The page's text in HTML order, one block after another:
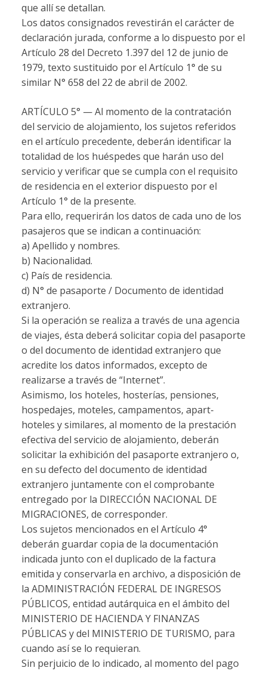
que allí se detallan.
Los datos consignados revestirán el carácter de
declaración jurada, conforme a lo dispuesto por el
Artículo 28 del Decreto 1.397 del 12 de junio de
1979, texto sustituido por el Artículo 1° de su
similar N° 658 del 22 de abril de 2002.
ARTÍCULO 5° — Al momento de la contratación
del servicio de alojamiento, los sujetos referidos
en el artículo precedente, deberán identificar la
totalidad de los huéspedes que harán uso del
servicio y verificar que se cumpla con el requisito
de residencia en el exterior dispuesto por el
Artículo 1° de la presente.
Para ello, requerirán los datos de cada uno de los
pasajeros que se indican a continuación:
a) Apellido y nombres.
b) Nacionalidad.
c) País de residencia.
d) N° de pasaporte / Documento de identidad
extranjero.
Si la operación se realiza a través de una agencia
de viajes, ésta deberá solicitar copia del pasaporte
o del documento de identidad extranjero que
acredite los datos informados, excepto de
realizarse a través de “Internet”.
Asimismo, los hoteles, hosterías, pensiones,
hospedajes, moteles, campamentos, apart-
hoteles y similares, al momento de la prestación
efectiva del servicio de alojamiento, deberán
solicitar la exhibición del pasaporte extranjero o,
en su defecto del documento de identidad
extranjero juntamente con el comprobante
entregado por la DIRECCIÓN NACIONAL DE
MIGRACIONES, de corresponder.
Los sujetos mencionados en el Artículo 4°
deberán guardar copia de la documentación
indicada junto con el duplicado de la factura
emitida y conservarla en archivo, a disposición de
la ADMINISTRACIÓN FEDERAL DE INGRESOS
PÚBLICOS, entidad autárquica en el ámbito del
MINISTERIO DE HACIENDA Y FINANZAS
PÚBLICAS y del MINISTERIO DE TURISMO, para
cuando así se lo requieran.
Sin perjuicio de lo indicado, al momento del pago